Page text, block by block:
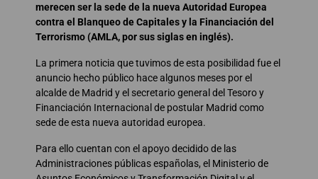
merecen ser la sede de la nueva Autoridad Europea
contra el Blanqueo de Capitales y la Financiación del
Terrorismo (AMLA, por sus siglas en inglés).
La primera noticia que tuvimos de esta posibilidad fue el
anuncio hecho público hace algunos meses por el
alcalde de Madrid y el secretario general del Tesoro y
Financiación Internacional de postular Madrid como
sede de esta nueva autoridad europea.
Para ello cuentan con el apoyo decidido de las
Administraciones públicas españolas, el Ministerio de